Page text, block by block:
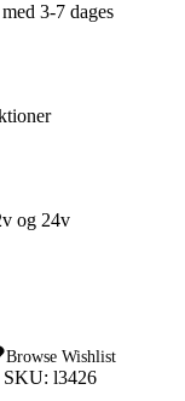
3-7 dages
og 24v
Browse Wishlist
SKU: l3426